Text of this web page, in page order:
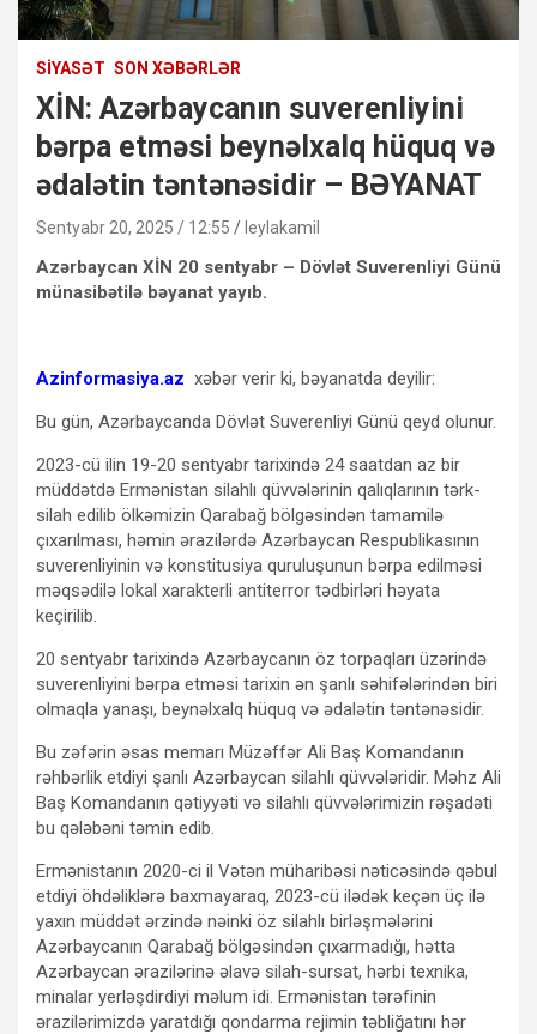
SIYASƏT SON XƏBƏRLƏR
XİN: Azərbaycanın suverenliyini
bərpa etməsi beynəlxalq hüquq və
ədalətin təntənəsidir – BƏYANAT
Sentyabr 20, 2025 / 12:55 leylakamil
Azərbaycan XİN 20 sentyabr – Dövlət Suverenliyi Günü
münasibətilə bəyanat yayıb.
Azinformasiya.az xəbər verir ki, bəyanatda deyilir:
Bu gün, Azərbaycanda Dövlət Suverenliyi Günü qeyd olunur.
2023-cü ilin 19-20 sentyabr tarixində 24 saatdan az bir
müddətdə Ermənistan silahlı qüvvələrinin qalıqlarının tərk-
silah edilib ölkəmizin Qarabağ bölgəsindən tamamilə
çıxarılması, həmin ərazilərdə Azərbaycan Respublikasının
suverenliyinin və konstitusiya quruluşunun bərpa edilməsi
məqsədilə lokal xarakterli antiterror tədbirləri həyata
keçirilib.
20 sentyabr tarixində Azərbaycanın öz torpaqları üzərində
suverenliyini bərpa etməsi tarixin ən şanlı səhifələrindən biri
olmaqla yanaşı, beynəlxalq hüquq və ədalətin təntənəsidir.
Bu zəfərin əsas memarı Müzəffər Ali Baş Komandanın
rəhbərlik etdiyi şanlı Azərbaycan silahlı qüvvələridir. Məhz Ali
Baş Komandanın qətiyyəti və silahlı qüvvələrimizin rəşadəti
bu qələbəni təmin edib.
Ermənistanın 2020-ci il Vətən müharibəsi nəticəsində qəbul
etdiyi öhdəliklərə baxmayaraq, 2023-cü ilədək keçən üç ilə
yaxın müddət ərzində nəinki öz silahlı birləşmələrini
Azərbaycanın Qarabağ bölgəsindən çıxarmadığı, hətta
Azərbaycan ərazilərinə əlavə silah-sursat, hərbi texnika,
minalar yerləşdirdiyi məlum idi. Ermənistan tərəfinin
ərazilərimizdə yaratdığı qondarma rejimin təbliğatını hər